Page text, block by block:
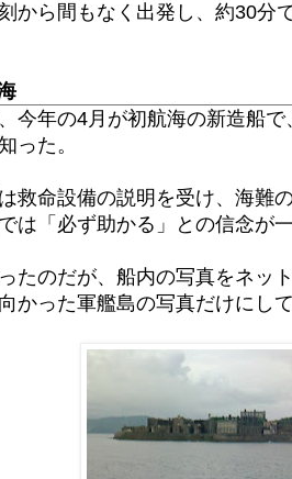
から間もなく出発し、約30分
、今年の4月が初航海の新造船
った。
救命設備の説明を受け、海難
は「必ず助かる」との信念が
たのだが、船内の写真をネッ
かった軍艦島の写真だけにして